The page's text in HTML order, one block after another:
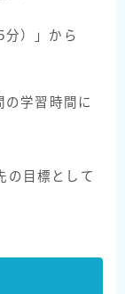
分）」から
の学習時間に
の目標として